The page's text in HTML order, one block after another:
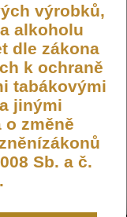
výrobků,
alkoholu
dle zákona
k ochraně
tabákovými
jinými
změně
Sb. a č.